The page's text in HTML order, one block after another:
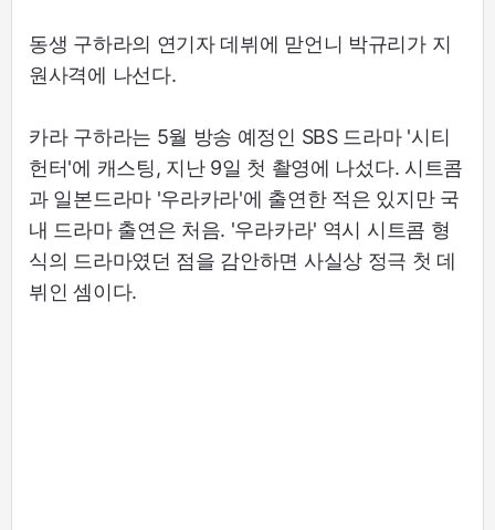
동생 구하라의 연기자 데뷔에 맏언니 박규리가 지
원사격에 나선다.
카라 구하라는 5월 방송 예정인 SBS 드라마 '시티
헌터'에 캐스팅, 지난 9일 첫 촬영에 나섰다. 시트콤
과 일본드라마 '우라카라'에 출연한 적은 있지만 국
내 드라마 출연은 처음. '우라카라' 역시 시트콤 형
식의 드라마였던 점을 감안하면 사실상 정극 첫 데
뷔인 셈이다.